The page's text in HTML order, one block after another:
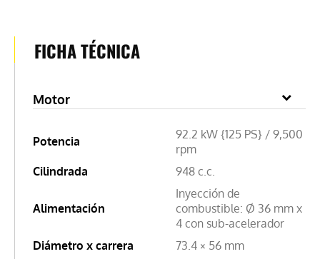
FICHA TÉCNICA
Motor
Potencia
92.2 kW {125 PS} / 9,500
rpm
Cilindrada
948 c.c.
Alimentación
Inyección de
combustible: Ø 36 mm x
4 con sub-acelerador
Diámetro x carrera
73.4 × 56 mm